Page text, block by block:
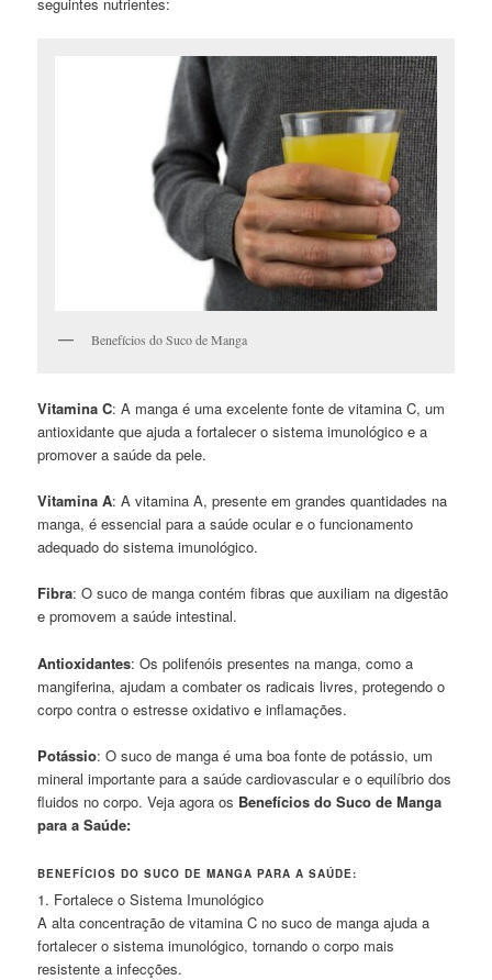
Benefícios do Suco de Manga
Vitamina C: A manga é uma excelente fonte de vitamina C, um
antioxidante que ajuda a fortalecer o sistema imunológico e a
promover a saúde da pele.
Vitamina A: A vitamina A, presente em grandes quantidades na
manga, é essencial para a saúde ocular e o funcionamento
adequado do sistema imunológico.
Fibra: O suco de manga contém fibras que auxiliam na digestão
e promovem a saúde intestinal.
Antioxidantes: Os polifenóis presentes na manga, como a
mangiferina, ajudam a combater os radicais livres, protegendo o
corpo contra o estresse oxidativo e inflamações.
Potássio: O suco de manga é uma boa fonte de potássio, um
mineral importante para a saúde cardiovascular e o equilíbrio dos
fluidos no corpo. Veja agora os Benefícios do Suco de Manga
para a Saúde:
BENEFÍCIOS DO SUCO DE MANGA PARA A SAÚDE:
1. Fortalece o Sistema Imunológico
A alta concentração de vitamina C no suco de manga ajuda a
fortalecer o sistema imunológico, tornando o corpo mais
resistente a infecções.